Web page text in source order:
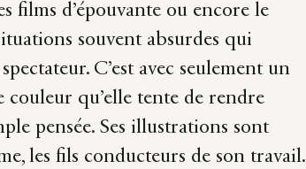
films d’épouvante ou encore le
souvent absurdes qui
C’est avec seulement un
qu’elle tente de rendre
pensée. Ses illustrations sont
les fils conducteurs de son travail.